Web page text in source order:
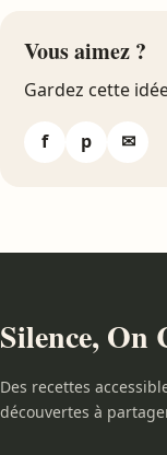
Vous aimez ?
Gardez cette
f p ✉
Silence, On
Des recettes
découvertes à